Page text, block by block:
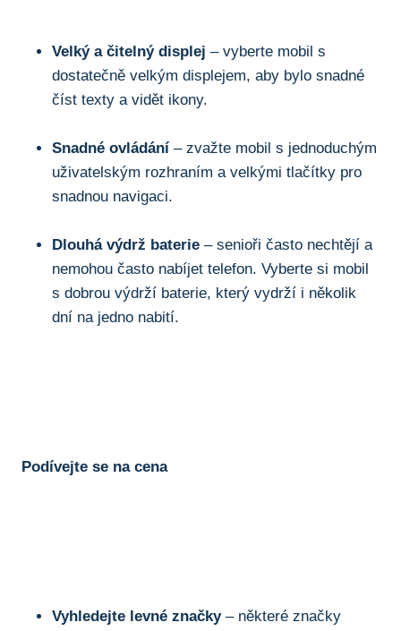
Velký a čitelný ⁣displej – vyberte mobil s
dostatečně velkým displejem, aby bylo ⁤snadné
číst texty a vidět ikony.
Snadné ⁢ovládání – zvažte mobil s jednoduchým
uživatelským rozhraním a velkými tlačítky pro
snadnou navigaci.
Dlouhá výdrž ⁢baterie – senioři často nechtějí a
nemohou často nabíjet telefon. Vyberte ‍si ​mobil
s dobrou výdrží baterie, který vydrží i⁢ několik
dní na jedno ​nabití.
Podívejte se na cena
Vyhledejte ⁣levné značky– některé​ značky